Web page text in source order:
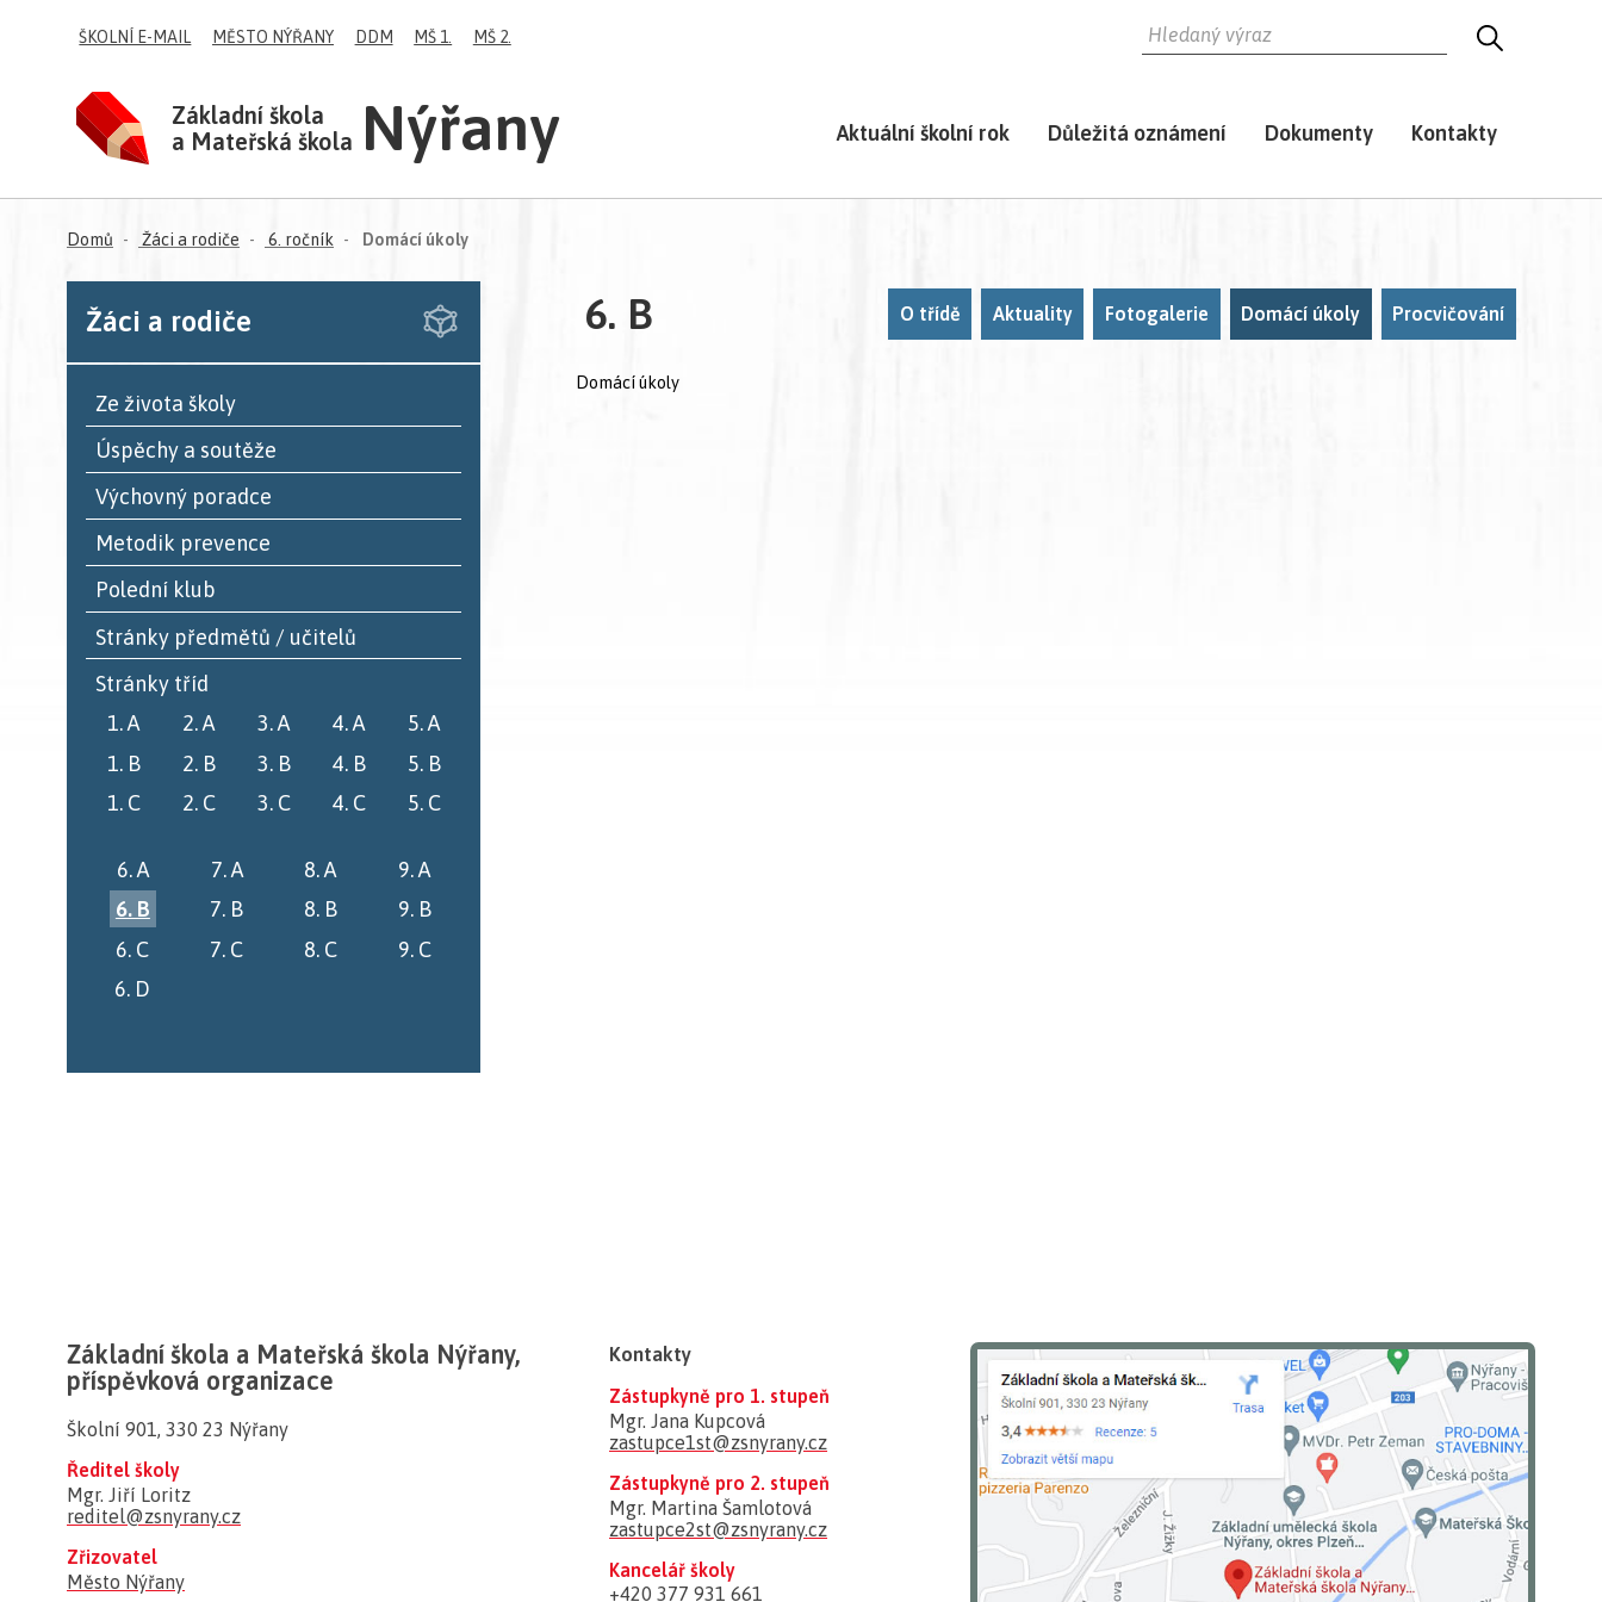
ŠKOLNÍ E-MAIL MĚSTO NÝŘANY DDM MŠ 1. MŠ 2. HLEDAT
Základní škola
a Mateřská škola Nýřany Aktuální školní rok Důležitá oznámení Dokumenty Kontakty
Domů Žáci a rodiče 6. ročník Domácí úkoly(aktuální)
Žáci a rodiče
Ze života školy
Úspěchy a soutěže
Výchovný poradce
Metodik prevence
Polední klub
Stránky předmětů / učitelů
Stránky tříd
1. A
1. B
1. C
2. A
2. B
2. C
3. A
3. B
3. C
4. A
4. B
4. C
5. A
5. B
5. C
6. A
6. B
6. C
6. D
7. A
7. B
7. C
8. A
8. B
8. C
9. A
9. B
9. C
6. B O třídě Aktuality Fotogalerie Domácí úkoly Procvičování
Domácí úkoly
Základní škola a Mateřská škola Nýřany,
příspěvková organizace
Školní 901, 330 23 Nýřany
Ředitel školy
Mgr. Jiří Loritz
reditel@zsnyrany.cz
Zřizovatel
Město Nýřany
Kontakty
Zástupkyně pro 1. stupeň
Mgr. Jana Kupcová
zastupce1st@zsnyrany.cz
Zástupkyně pro 2. stupeň
Mgr. Martina Šamlotová
zastupce2st@zsnyrany.cz
Kancelář školy
+420 377 931 661